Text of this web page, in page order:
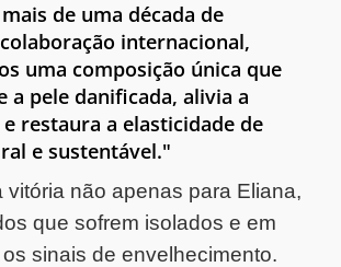
de uma década de
internacional,
uma composição única que
a pele danificada, alivia a
restaura a elasticidade de
e sustentável."
vitória não apenas para Eliana,
que sofrem isolados e em
sinais de envelhecimento.